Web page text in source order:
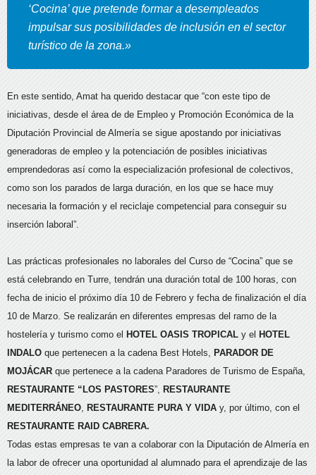
‘Cocina’ que pretende formar a desempleados
impulsar sus posibilidades de inclusión en el sector
turístico de la zona.»
En este sentido, Amat ha querido destacar que “con este tipo de
iniciativas, desde el área de de Empleo y Promoción Económica de la
Diputación Provincial de Almería se sigue apostando por iniciativas
generadoras de empleo y la potenciación de posibles iniciativas
emprendedoras así como la especialización profesional de colectivos,
como son los parados de larga duración, en los que se hace muy
necesaria la formación y el reciclaje competencial para conseguir su
inserción laboral”.
Las prácticas profesionales no laborales del Curso de “Cocina” que se
está celebrando en Turre, tendrán una duración total de 100 horas, con
fecha de inicio el próximo día 10 de Febrero y fecha de finalización el día
10 de Marzo. Se realizarán en diferentes empresas del ramo de la
hostelería y turismo como el HOTEL OASIS TROPICAL y el HOTEL
INDALO que pertenecen a la cadena Best Hotels, PARADOR DE
MOJÁCAR que pertenece a la cadena Paradores de Turismo de España,
RESTAURANTE “LOS PASTORES”, RESTAURANTE
MEDITERRÁNEO, RESTAURANTE PURA Y VIDA y, por último, con el
RESTAURANTE RAID CABRERA.
Todas estas empresas te van a colaborar con la Diputación de Almería en
la labor de ofrecer una oportunidad al alumnado para el aprendizaje de las